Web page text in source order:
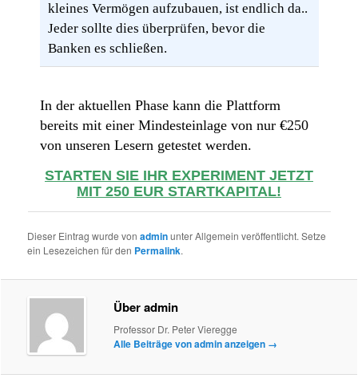
kleines Vermögen aufzubauen, ist endlich da..
Jeder sollte dies überprüfen, bevor die
Banken es schließen.
In der aktuellen Phase kann die Plattform
bereits mit einer Mindesteinlage von nur €250
von unseren Lesern getestet werden.
STARTEN SIE IHR EXPERIMENT JETZT
MIT 250 EUR STARTKAPITAL!
Dieser Eintrag wurde vonadminunter Allgemein veröffentlicht. Setze
ein Lesezeichen für den Permalink.
Über admin
Professor Dr. Peter Vieregge
Alle Beiträge von admin anzeigen →